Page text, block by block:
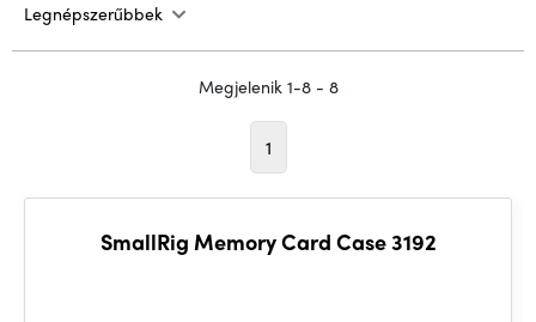
Legnépszerűbbek
Megjelenik 1-8 - 8
1
SmallRig Memory Card Case 3192